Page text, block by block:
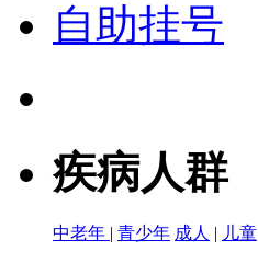
自助挂号
疾病人群
中老年 | 青少年 成人 | 儿童